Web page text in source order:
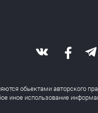
обьектами авторского
иное использование